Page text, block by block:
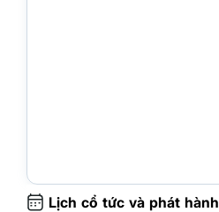
Lịch cổ tức và phát hành